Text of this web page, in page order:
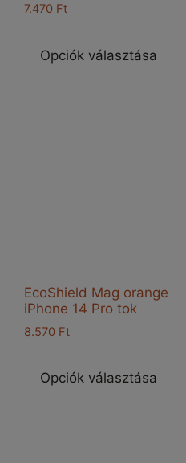
7.470 Ft
Opciók választása
EcoShield Mag orange
iPhone 14 Pro tok
8.570 Ft
Opciók választása